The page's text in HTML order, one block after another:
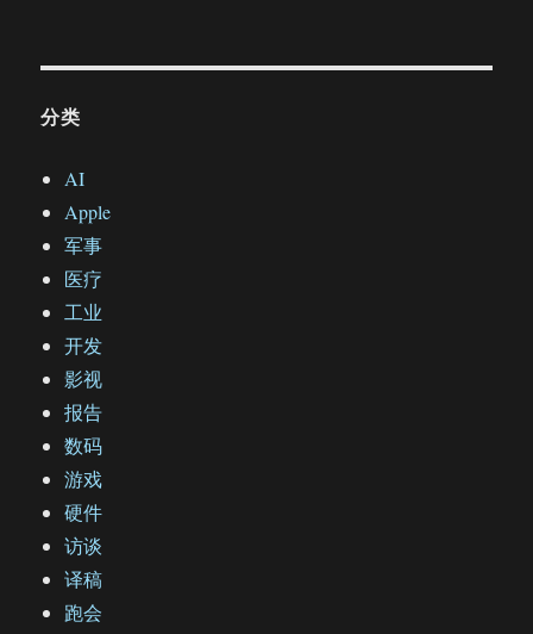
分类
AI
Apple
军事
医疗
工业
开发
影视
报告
数码
游戏
硬件
访谈
译稿
跑会